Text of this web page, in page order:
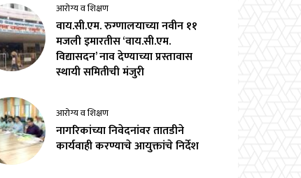
आरोग्य व शिक्षण
वाय.सी.एम. रुग्णालयाच्या नवीन ११
मजली इमारतीस ‘वाय.सी.एम.
विद्यासदन’ नाव देण्याच्या प्रस्तावास
स्थायी समितीची मंजुरी
आरोग्य व शिक्षण
नागरिकांच्या निवेदनांवर तातडीने
कार्यवाही करण्याचे आयुक्तांचे निर्देश